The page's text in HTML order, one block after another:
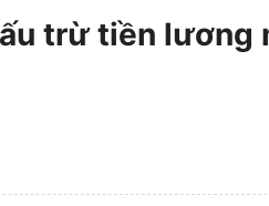
trừ tiền lương